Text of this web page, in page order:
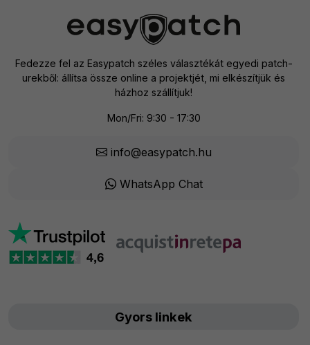
Fedezze fel az Easypatch széles választékát egyedi patch-
urekből: állítsa össze online a projektjét, mi elkészítjük és
házhoz szállítjuk!
Mon/Fri: 9:30 - 17:30
info@easypatch.hu
WhatsApp Chat
Gyors linkek